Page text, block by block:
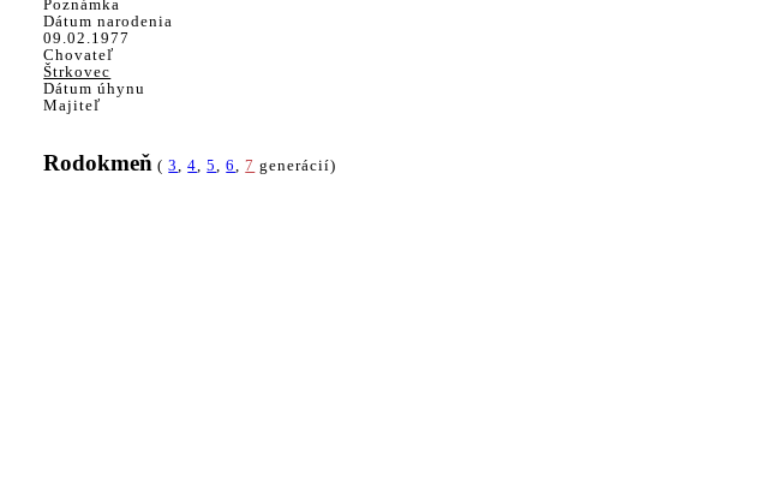
Poznámka
Dátum narodenia
09.02.1977
Chovateľ
Štrkovec
Dátum úhynu
Majiteľ
Rodokmeň (3,4,5,6,7 generácií)